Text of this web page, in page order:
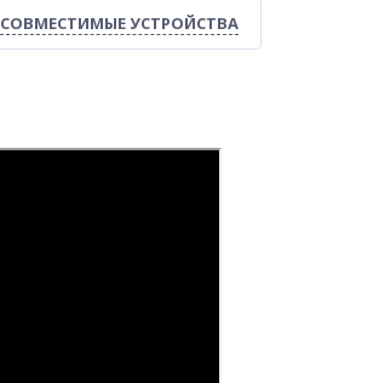
СОВМЕСТИМЫЕ УСТРОЙСТВА